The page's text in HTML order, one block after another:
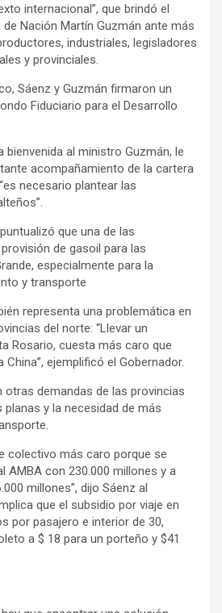
internacional”, que brindó el
Nación Martín Guzmán ante más
industriales, legisladores
y provinciales.
Sáenz y Guzmán firmaron un
Fiduciario para el Desarrollo
bienvenida al ministro Guzmán, le
acompañamiento de la cartera
necesario plantear las
que una de las
de gasoil para las
especialmente para la
y transporte
representa una problemática en
del norte: “Llevar un
Rosario, cuesta más caro que
China”, ejemplificó el Gobernador.
otras demandas de las provincias
planas y la necesidad de más
colectivo más caro porque se
AMBA con 230.000 millones y a
millones”, dijo Sáenz al
que el subsidio por viaje en
por pasajero e interior de 30,
a $ 18 para un porteño y $41